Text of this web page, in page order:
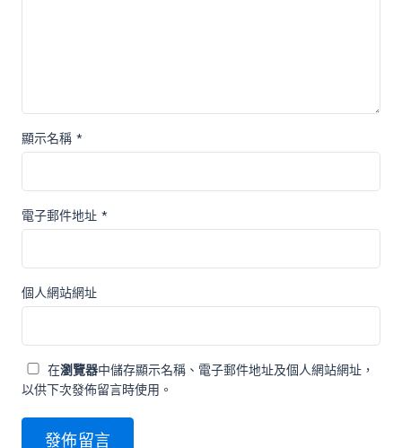
顯示名稱 *
電子郵件地址 *
個人網站網址
在瀏覽器中儲存顯示名稱、電子郵件地址及個人網站網址，
以供下次發佈留言時使用。